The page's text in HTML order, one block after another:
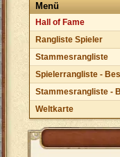
Menü
Hall of Fame
Rangliste Spieler
Stammesrangliste
Spielerrangliste -
Stammesrangliste -
Weltkarte